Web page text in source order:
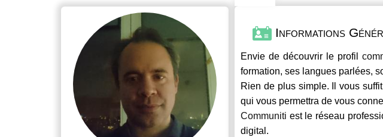
Informations
Envie de découvrir le profil
formation, ses langues parlées,
Rien de plus simple. Il vous
qui vous permettra de vous
Communiti est le réseau
digital.